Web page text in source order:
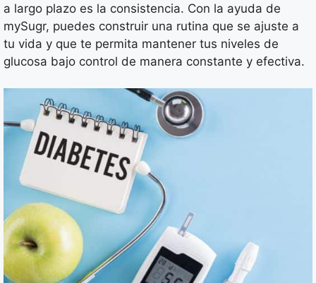
a largo plazo es la consistencia. Con la ayuda de
mySugr, puedes construir una rutina que se ajuste a
tu vida y que te permita mantener tus niveles de
glucosa bajo control de manera constante y efectiva.